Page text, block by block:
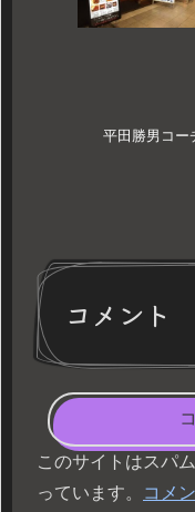
平田勝男コー
コメント
このサイトはスパ
っています。
コメ